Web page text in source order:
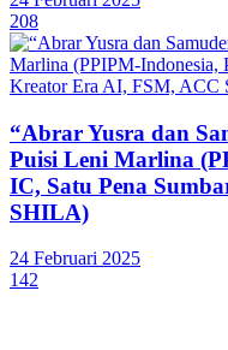
208
“Abrar Yusra dan
Puisi Leni Marlina
IC, Satu Pena
SHILA)
24 Februari 2025
142